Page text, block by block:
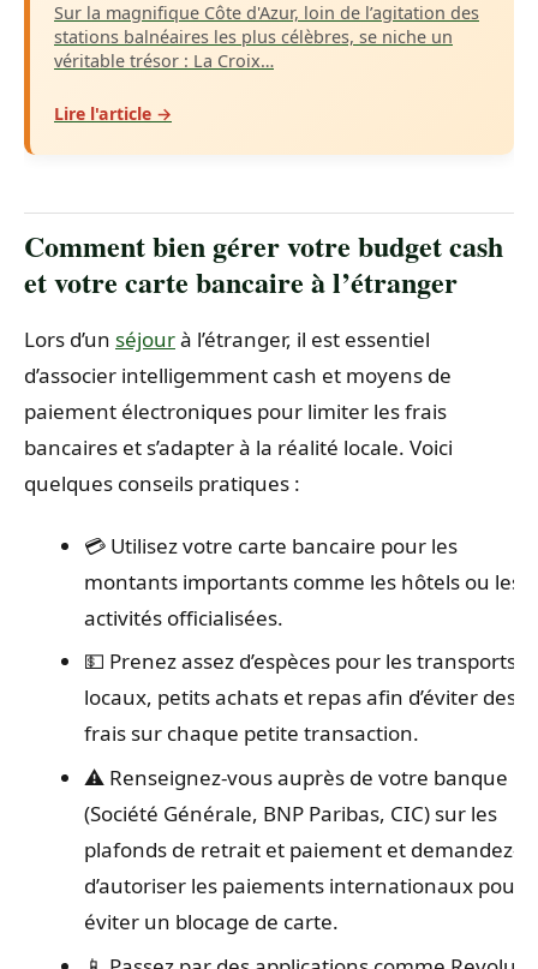
Sur la magnifique Côte d'Azur, loin de l’agitation des
stations balnéaires les plus célèbres, se niche un
véritable trésor : La Croix…
Lire l'article →
Comment bien gérer votre budget cash
et votre carte bancaire à l’étranger
Lors d’un séjourà l’étranger, il est essentiel
d’associer intelligemment cash et moyens de
paiement électroniques pour limiter les frais
bancaires et s’adapter à la réalité locale. Voici
quelques conseils pratiques :
💳 Utilisez votre carte bancaire pour les
montants importants comme les hôtels ou les
activités officialisées.
💵 Prenez assez d’espèces pour les transports
locaux, petits achats et repas afin d’éviter des
frais sur chaque petite transaction.
⚠️ Renseignez-vous auprès de votre banque
(Société Générale, BNP Paribas, CIC) sur les
plafonds de retrait et paiement et demandez-
d’autoriser les paiements internationaux pour
éviter un blocage de carte.